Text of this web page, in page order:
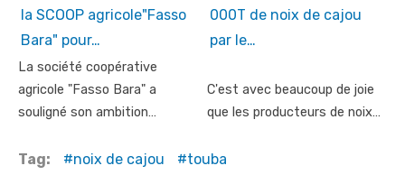
la SCOOP agricole"Fasso
Bara" pour…
La société coopérative
agricole "Fasso Bara" a
souligné son ambition…
000T de noix de cajou
par le…
C'est avec beaucoup de joie
que les producteurs de noix…
Tag: noix de cajou touba